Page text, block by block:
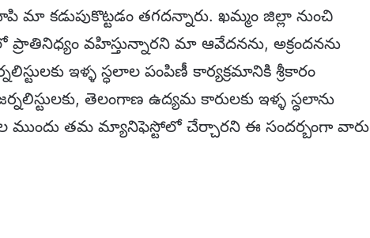
కడుపుకొట్టడం తగదన్నారు. ఖమ్మం జిల్లా నుంచి
లో ప్రాతినిధ్యం వహిస్తున్నారని మా ఆవేదనను, అక్రందనను
ఇళ్ళ స్ధలాల పంపిణీ కార్యక్రమానికి శ్రీకారం
తెలంగాణ ఉద్యమ కారులకు ఇళ్ళ స్ధలాను
ముందు తమ మ్యానిఫెస్టోలో చేర్చారని ఈ సందర్బంగా వారు